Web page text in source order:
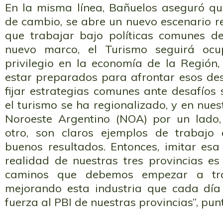
En la misma línea, Bañuelos aseguró
de cambio, se abre un nuevo escenario
que trabajar bajo políticas comunes
nuevo marco, el Turismo seguirá
privilegio en la economía de la
estar preparados para afrontar esos
fijar estrategias comunes ante desafíos
el turismo se ha regionalizado, y en
Noroeste Argentino (NOA) por un
otro, son claros ejemplos de trabajo
buenos resultados. Entonces, imitar
realidad de nuestras tres provincias
caminos que debemos empezar a
mejorando esta industria que cada
fuerza al PBI de nuestras provincias”,